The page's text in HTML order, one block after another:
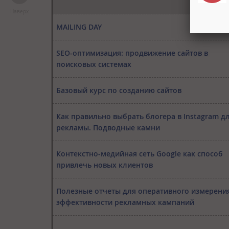
MAILING DAY
SEO-оптимизация: продвижение сайтов в
поисковых системах
Базовый курс по созданию сайтов
Как правильно выбрать блогера в Instagram
рекламы. Подводные камни
Контекстно-медийная сеть Google как способ
привлечь новых клиентов
Полезные отчеты для оперативного
эффективности рекламных кампаний